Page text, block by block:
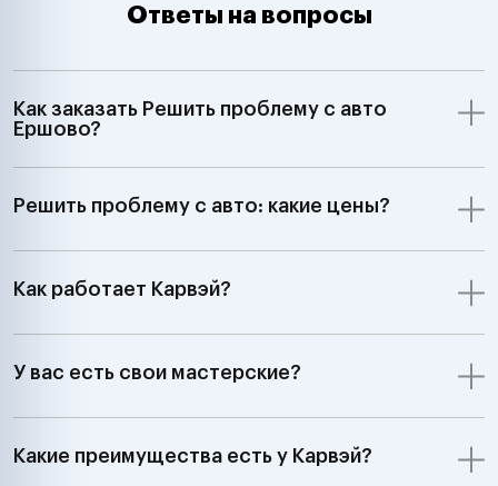
Ответы на вопросы
Как заказать Решить проблему с авто
Ершово?
Решить проблему с авто: какие цены?
Как работает Карвэй?
У вас есть свои мастерские?
Какие преимущества есть у Карвэй?